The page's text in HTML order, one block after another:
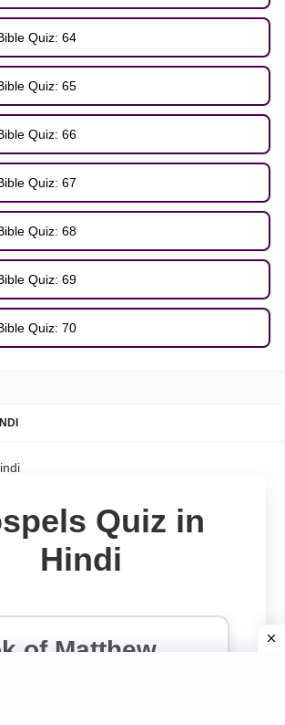
Quiz: 64
Quiz: 65
Quiz: 66
Quiz: 67
Quiz: 68
Quiz: 69
Quiz: 70
Quiz in
Hindi
of Matthew